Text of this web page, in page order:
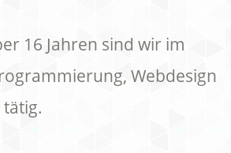
16 Jahren sind wir im
Webdesign